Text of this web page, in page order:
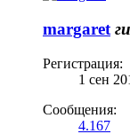
margaret
Регистрация:
1 сен
Сообщения:
4.167